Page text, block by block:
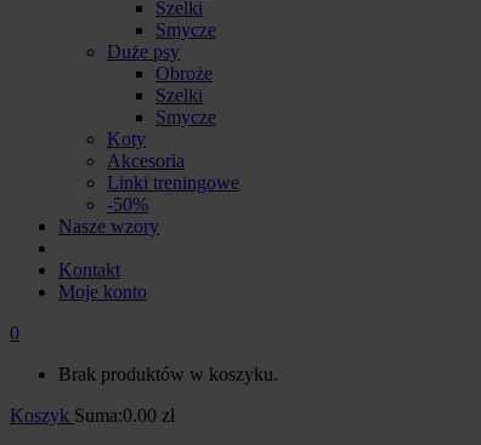
Szelki
Smycze
Duże psy
Obroże
Szelki
Smycze
Koty
Akcesoria
Linki treningowe
-50%
Nasze wzory
Kontakt
Moje konto
0
Brak produktów w koszyku.
Koszyk Suma:0.00 zł